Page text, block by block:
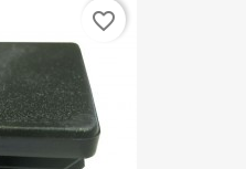
favorite_border